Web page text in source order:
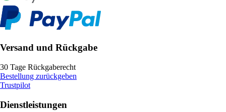
Versand und Rückgabe
30 Tage Rückgaberecht
Bestellung zurückgeben
Trustpilot
Dienstleistungen